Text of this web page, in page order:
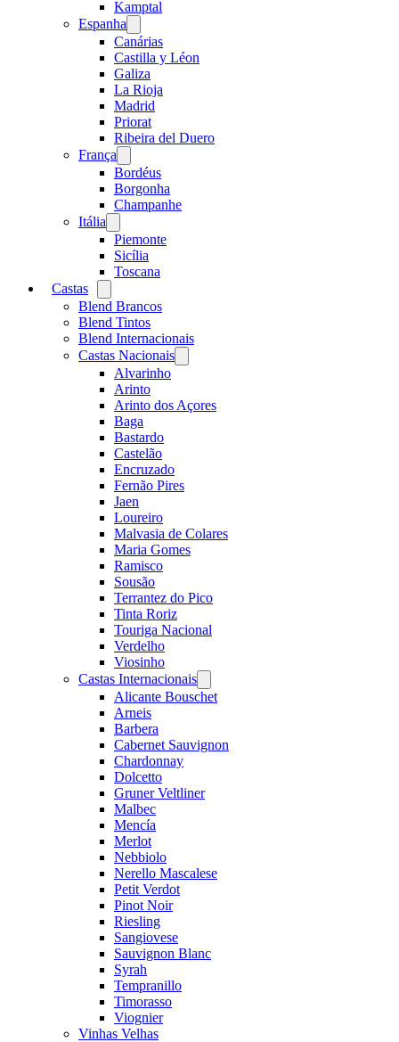
Kamptal
Espanha
menu
Canárias
Castilla y Léon
Galiza
La Rioja
Madrid
Priorat
Ribeira del Duero
França
menu
Bordéus
Borgonha
Champanhe
Itália
menu
Piemonte
Sicília
Toscana
Castas
menu
Blend Brancos
Blend Tintos
Blend Internacionais
Castas Nacionais
menu
Alvarinho
Arinto
Arinto dos Açores
Baga
Bastardo
Castelão
Encruzado
Fernão Pires
Jaen
Loureiro
Malvasia de Colares
Maria Gomes
Ramisco
Sousão
Terrantez do Pico
Tinta Roriz
Touriga Nacional
Verdelho
Viosinho
Castas Internacionais
menu
Alicante Bouschet
Arneis
Barbera
Cabernet Sauvignon
Chardonnay
Dolcetto
Gruner Veltliner
Malbec
Mencía
Merlot
Nebbiolo
Nerello Mascalese
Petit Verdot
Pinot Noir
Riesling
Sangiovese
Sauvignon Blanc
Syrah
Tempranillo
Timorasso
Viognier
Vinhas Velhas